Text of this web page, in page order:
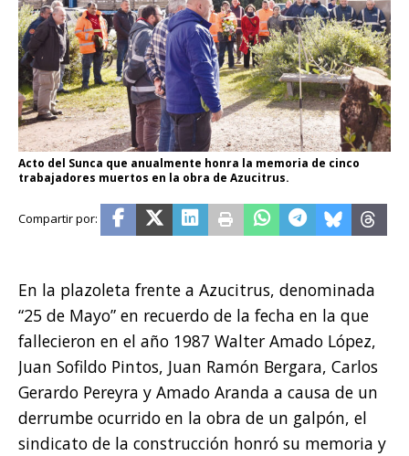
Acto del Sunca que anualmente honra la memoria de cinco
trabajadores muertos en la obra de Azucitrus.
En la plazoleta frente a Azucitrus, denominada
“25 de Mayo” en recuerdo de la fecha en la que
fallecieron en el año 1987 Walter Amado López,
Juan Sofildo Pintos, Juan Ramón Bergara, Carlos
Gerardo Pereyra y Amado Aranda a causa de un
derrumbe ocurrido en la obra de un galpón, el
sindicato de la construcción honró su memoria y